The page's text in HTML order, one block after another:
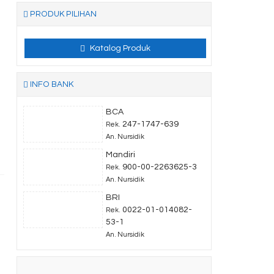
PRODUK PILIHAN
Katalog Produk
INFO BANK
BCA
Rek. 247-1747-639
An. Nursidik
Mandiri
Rek. 900-00-2263625-3
An. Nursidik
BRI
Rek.
0022-01-014082-
53-1
An. Nursidik